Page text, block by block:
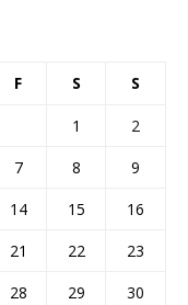
F S S
1
2
7 8
9
14 15
16
21 22
23
28 29
30